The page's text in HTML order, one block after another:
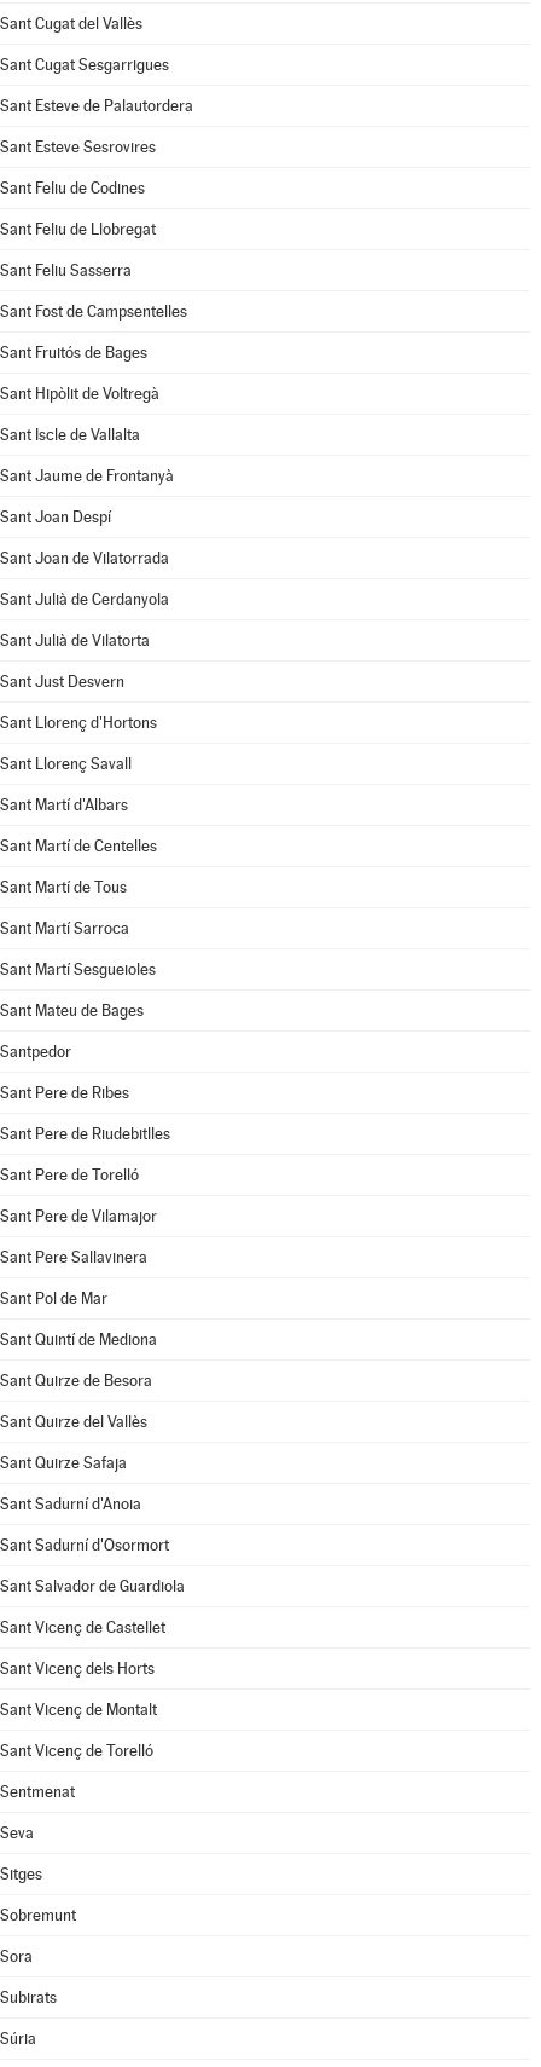
Sant Cugat del Vallès
Sant Cugat Sesgarrigues
Sant Esteve de Palautordera
Sant Esteve Sesrovires
Sant Feliu de Codines
Sant Feliu de Llobregat
Sant Feliu Sasserra
Sant Fost de Campsentelles
Sant Fruitós de Bages
Sant Hipòlit de Voltregà
Sant Iscle de Vallalta
Sant Jaume de Frontanyà
Sant Joan Despí
Sant Joan de Vilatorrada
Sant Julià de Cerdanyola
Sant Julià de Vilatorta
Sant Just Desvern
Sant Llorenç d'Hortons
Sant Llorenç Savall
Sant Martí d'Albars
Sant Martí de Centelles
Sant Martí de Tous
Sant Martí Sarroca
Sant Martí Sesgueioles
Sant Mateu de Bages
Santpedor
Sant Pere de Ribes
Sant Pere de Riudebitlles
Sant Pere de Torelló
Sant Pere de Vilamajor
Sant Pere Sallavinera
Sant Pol de Mar
Sant Quintí de Mediona
Sant Quirze de Besora
Sant Quirze del Vallès
Sant Quirze Safaja
Sant Sadurní d'Anoia
Sant Sadurní d'Osormort
Sant Salvador de Guardiola
Sant Vicenç de Castellet
Sant Vicenç dels Horts
Sant Vicenç de Montalt
Sant Vicenç de Torelló
Sentmenat
Seva
Sitges
Sobremunt
Sora
Subirats
Súria